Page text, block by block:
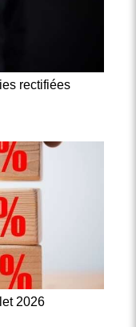
rectifiées
2026